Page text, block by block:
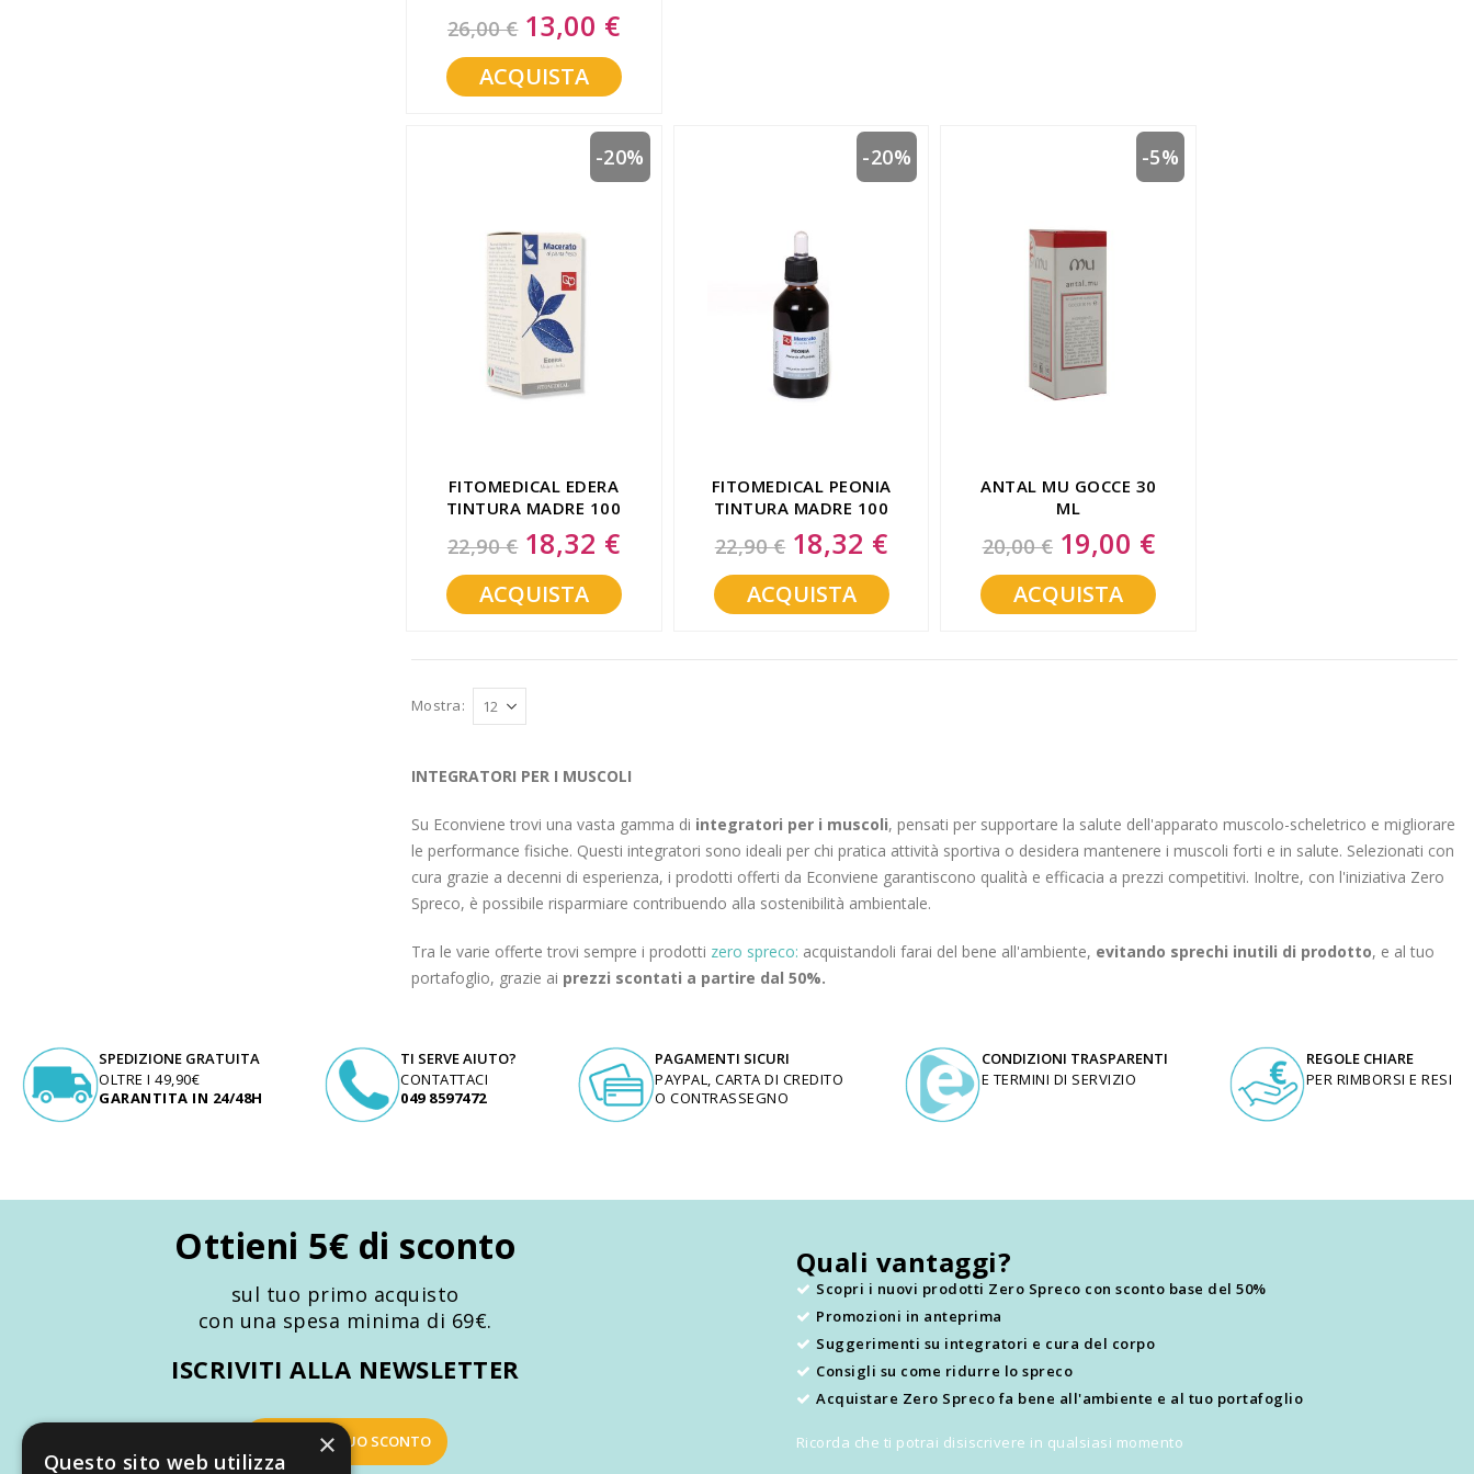
26,00 € Special
Price
13,00 €
ACQUISTA
FITOMEDICAL EDERA
TINTURA MADRE 100
ML
22,90 €
-20%
Special
Price
18,32 €
ACQUISTA
FITOMEDICAL PEONIA
TINTURA MADRE 100
ML
22,90 €
-20%
Special
Price
18,32 €
ACQUISTA
ANTAL MU GOCCE 30
ML
20,00 €
-5%
Special
Price
19,00 €
ACQUISTA
Mostra
INTEGRATORI PER I MUSCOLI
Su Econviene trovi una vasta gamma di integratori per i muscoli, pensati per supportare la salute dell'apparato muscolo-scheletrico e migliorare
le performance fisiche. Questi integratori sono ideali per chi pratica attività sportiva o desidera mantenere i muscoli forti e in salute. Selezionati con
cura grazie a decenni di esperienza, i prodotti offerti da Econviene garantiscono qualità e efficacia a prezzi competitivi. Inoltre, con l'iniziativa Zero
Spreco, è possibile risparmiare contribuendo alla sostenibilità ambientale.
Tra le varie offerte trovi sempre i prodotti zero spreco: acquistandoli farai del bene all'ambiente, evitando sprechi inutili di prodotto, e al tuo
portafoglio, grazie ai prezzi scontati a partire dal 50%.
SPEDIZIONE GRATUITA
OLTRE I 49,90€
GARANTITA IN 24/48H
TI SERVE AIUTO?
CONTATTACI
049 8597472
PAGAMENTI SICURI
PAYPAL, CARTA DI CREDITO
O CONTRASSEGNO
CONDIZIONI TRASPARENTI
E TERMINI DI SERVIZIO
REGOLE CHIARE
PER RIMBORSI E RESI
Ottieni 5€ di sconto
sul tuo primo acquisto
con una spesa minima di 69€.
ISCRIVITI ALLA NEWSLETTER
OTTIENI IL TUO SCONTO
Quali vantaggi?
Scopri i nuovi prodotti Zero Spreco con sconto base del 50%
Promozioni in anteprima
Suggerimenti su integratori e cura del corpo
Consigli su come ridurre lo spreco
Acquistare Zero Spreco fa bene all'ambiente e al tuo portafoglio
Ricorda che ti potrai disiscrivere in qualsiasi momento
×
Questo sito web utilizza